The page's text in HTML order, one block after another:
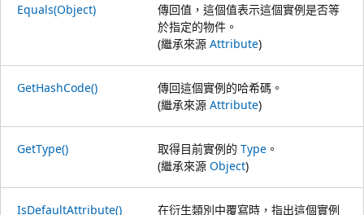
Equals(Object)
傳回值，這個值表示這個實例是否等
於指定的物件。
(繼承來源 Attribute)
GetHashCode()
傳回這個實例的哈希碼。
(繼承來源 Attribute)
GetType() 取得目前實例的 Type 。
(繼承來源 Object)
IsDefaultAttribute()
在衍生類別中覆寫時，指出這個實例